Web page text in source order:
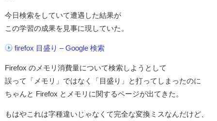
今日検索をしていて遭遇した結果が
この学習の成果を見事に現していた。
firefox 目盛り – Google 検索
Firefox のメモリ消費量について検索しようとして
誤って「メモリ」ではなく「目盛り」と打ってしまったのに
ちゃんと Firefox とメモリに関するページが出てきた。
もはやこれは字種違いじゃなくて完全な変換ミスなんだけど、